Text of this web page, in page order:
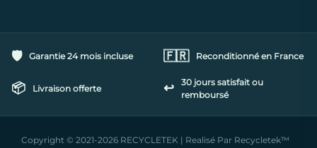
🛡️ Garantie 24 mois incluse 🇫🇷 Reconditionné en France
📦 Livraison offerte ↩️
30 jours satisfait ou
remboursé
Copyright © 2021-2026 RECYCLETEK | Realisé Par Recycletek™